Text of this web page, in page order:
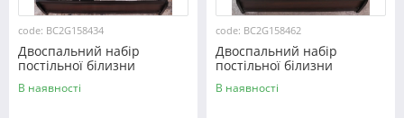
code: BC2G158434
Двоспальний набір
постільної білизни
180*220 із Бязі "Gold"
№158434 Черешенка™
В наявності
code: BC2G158462
Двоспальний набір
постільної білизни
180*220 із Бязі "Gold"
№158462 Черешенька™
В наявності